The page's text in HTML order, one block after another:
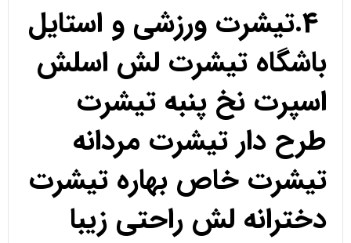
4.تیشرت ورزشی و استایل
باشگاه تیشرت لش اسلش
اسپرت نخ پنبه تیشرت
طرح دار تیشرت مردانه
تیشرت خاص بهاره تیشرت
دخترانه لش راحتی زیبا